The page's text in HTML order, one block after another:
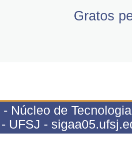
Gratos
- Núcleo de
UFSJ -